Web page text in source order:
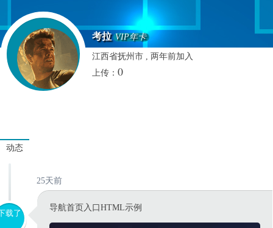
考拉 VIP年卡
江西省抚州市 , 两年前加入
上传： 0
动态
25天前
载了
导航首页入口HTML示例